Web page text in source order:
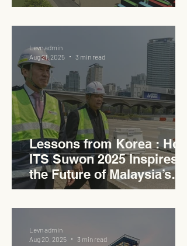
Lestari Daerah
Lessons from Korea : How
ITS Suwon 2025 Inspires
the Future of Malaysia’s
Expressways
Levn admin
Aug 21, 2025
3 min read
Levn admin
Aug 20, 2025
3 min read